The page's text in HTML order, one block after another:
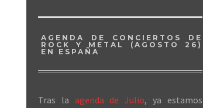
AGENDA DE CONCIERTOS DE
ROCK Y METAL (AGOSTO 26)
EN ESPAÑA
Tras la agenda de Julio, ya estamos